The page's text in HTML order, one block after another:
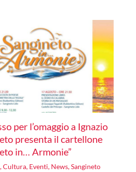
per l’omaggio a Ignazio
presenta il cartellone
in… Armonie”
,Cultura, Eventi, News,Sangineto